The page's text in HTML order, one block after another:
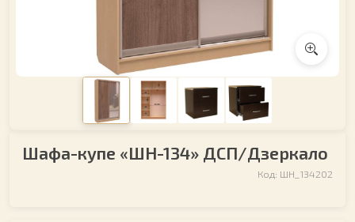
Шафа-купе «ШН-134» ДСП/Дзеркало
Код: ШН_134202